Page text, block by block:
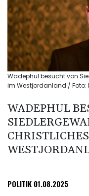
Wadephul besucht von
im Westjordanland / Foto:
WADEPHUL
POLITIK 01.08.2025